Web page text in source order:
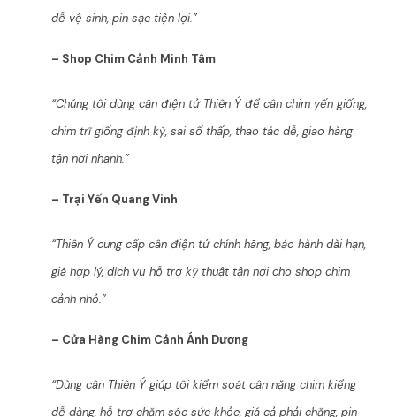
dễ vệ sinh, pin sạc tiện lợi.”
– Shop Chim Cảnh Minh Tâm
“Chúng tôi dùng cân điện tử Thiên Ý để cân chim yến giống,
chim trĩ giống định kỳ, sai số thấp, thao tác dễ, giao hàng
tận nơi nhanh.”
– Trại Yến Quang Vinh
“Thiên Ý cung cấp cân điện tử chính hãng, bảo hành dài hạn,
giá hợp lý, dịch vụ hỗ trợ kỹ thuật tận nơi cho shop chim
cảnh nhỏ.”
– Cửa Hàng Chim Cảnh Ánh Dương
“Dùng cân Thiên Ý giúp tôi kiểm soát cân nặng chim kiểng
dễ dàng, hỗ trợ chăm sóc sức khỏe, giá cả phải chăng, pin